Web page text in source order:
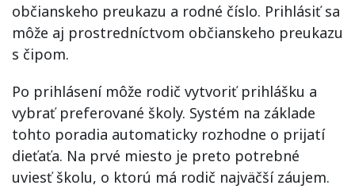
občianskeho preukazu a rodné číslo. Prihlásiť sa
môže aj prostredníctvom občianskeho preukazu
s čipom.
Po prihlásení môže rodič vytvoriť prihlášku a
vybrať preferované školy. Systém na základe
tohto poradia automaticky rozhodne o prijatí
dieťaťa. Na prvé miesto je preto potrebné
uviesť školu, o ktorú má rodič najväčší záujem.